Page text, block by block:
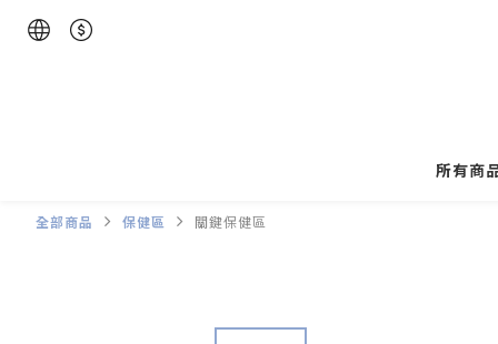
所有商
全部商品 保健區 關鍵保健區